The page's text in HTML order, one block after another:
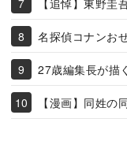
名探偵コナンお
27歳編集長が描
【漫画】同姓の